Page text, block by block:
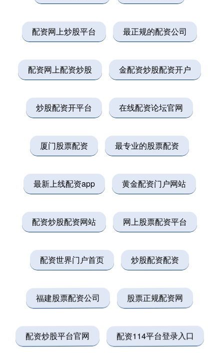
配资网上炒股平台 最正规的配资公司
配资网上配资炒股 金配资炒股配资开户
炒股配资开平台 在线配资论坛官网
厦门股票配资 最专业的股票配资
最新上线配资app 黄金配资门户网站
配资炒股配资网站 网上股票配资平台
配资世界门户首页 炒股配资配资
福建股票配资公司 股票正规配资网
配资炒股平台官网 配资114平台登录入口